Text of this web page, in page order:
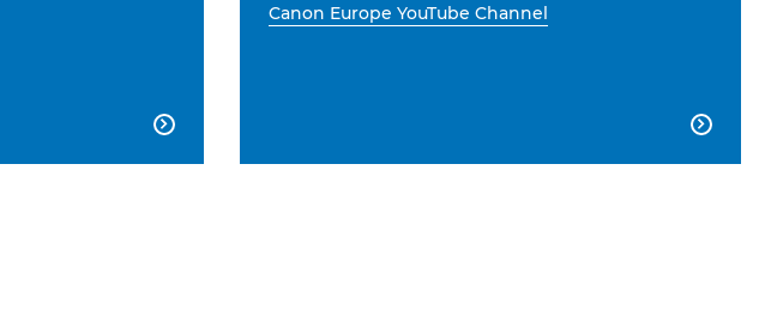

Canon Europe YouTube Channel
